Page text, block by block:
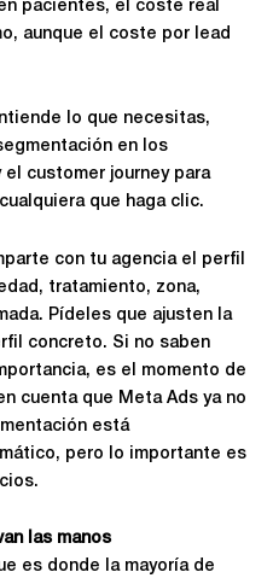
pacientes, el coste real
aunque el coste por lead
lo que necesitas,
en los
customer journey para
que haga clic.
con tu agencia el perfil
tratamiento, zona,
Pídeles que ajusten la
concreto. Si no saben
es el momento de
cuenta que Meta Ads ya no
está
pero lo importante es
las manos
es donde la mayoría de